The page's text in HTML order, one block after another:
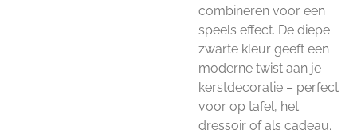
combineren voor een
speels effect. De diepe
zwarte kleur geeft een
moderne twist aan je
kerstdecoratie – perfect
voor op tafel, het
dressoir of als cadeau.